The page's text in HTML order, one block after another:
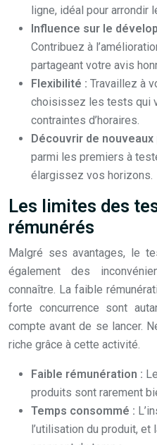
ligne, idéal pour arrondir
Influence sur le
Contribuez à
partageant votre avis
Flexibilité : Travaillez à
choisissez les tests qui
contraintes d’horaires.
Découvrir de
parmi les premiers à
élargissez vos horizons.
Les limites des
rémunérés
Malgré ses avantages, le
également des
connaître. La faible
forte concurrence sont
compte avant de se lancer.
riche grâce à cette activité.
Faible rémunération :
produits sont rarement
Temps consommé :
l’utilisation du produit,